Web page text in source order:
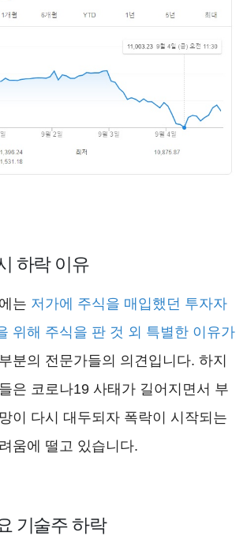
하락 이유
는 저가에 주식을 매입했던 투자자
위해 주식을 판 것 외 특별한 이유가
분의 전문가들의 의견입니다. 하지
은 코로나19 사태가 길어지면서 부
이 다시 대두되자 폭락이 시작되는
움에 떨고 있습니다.
기술주 하락